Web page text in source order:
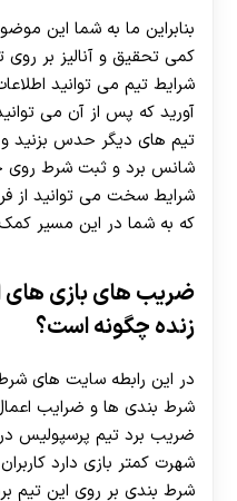
بنابراین ما به شما این
کمی تحقیق و آنالیز بر روی
شرایط تیم می توانید
آورید که پس از آن می
تیم های دیگر حدس بزنید و
شانس برد و ثبت شرط روی
شرایط سخت می توانید از
که به شما در این مسیر
ضریب های بازی های
زنده چگونه است؟
در این رابطه سایت های
شرط بندی ها و ضرایب اعمال
ضریب برد تیم پرسپولیس در
شهرت کمتر بازی دارد
شرط بندی بر روی این تیم